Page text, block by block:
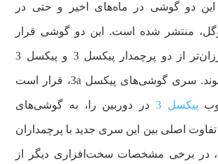
این دو گوشی در ماه‌های اخیر و حتی در
منتشر شده است. این دو گوشی قرار
است با قیمتی ارزان‌تر از دو پرچمدار پیکسل 3 و پیکسل 3
اکس‌ال عرضه شوند. سری گوشی‌های پیکسل 3a، قرار است
پیکسل 3 در دوربین را، به گوشی‌های
تفاوت اصلی بین این سری جدید با پرچمداران
در برخی مشخصات سخت‌افزاری دیگر از